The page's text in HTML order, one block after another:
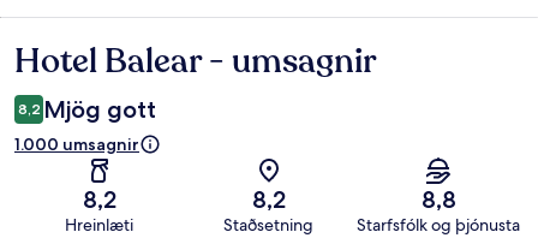
Umsagnir
Hotel Balear - umsagnir
8,2 Mjög gott
1.000 umsagnir
8,2
Hreinlæti
8,2
Staðsetning
8,8
Starfsfólk og þjónusta